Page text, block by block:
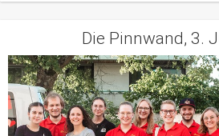
Die Pinnwand, 3.